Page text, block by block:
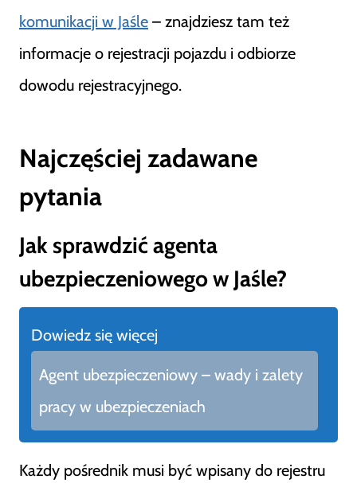
komunikacji w Jaśle – znajdziesz tam też
informacje o rejestracji pojazdu i odbiorze
dowodu rejestracyjnego.
Najczęściej zadawane
pytania
Jak sprawdzić agenta
ubezpieczeniowego w Jaśle?
Dowiedz się więcej
Agent ubezpieczeniowy – wady i zalety
pracy w ubezpieczeniach
Każdy pośrednik musi być wpisany do rejestru